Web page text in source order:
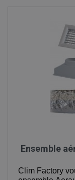
Ensemble
Clim Factory